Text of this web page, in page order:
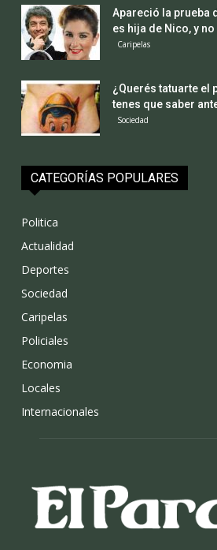
Apareció la prueba
es hija de Nico, y no
Caripelas
¿Querés tatuarte el
tenes que saber
Sociedad
CATEGORÍAS POPULARES
Politica
Actualidad
Deportes
Sociedad
Caripelas
Policiales
Economia
Locales
Internacionales